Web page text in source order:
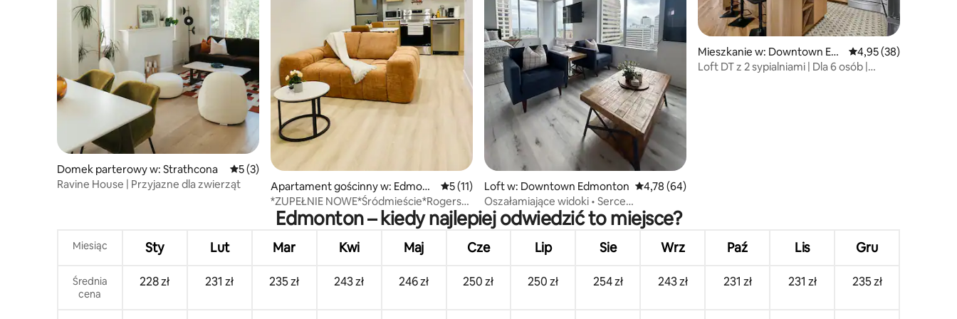
Domek parterowy w: Strathcona Średnia ocena: 5 na 5, liczba recenzji: 3
5 (3)
Ravine House | Przyjazne dla zwierząt
Apartament gościnny w: Edmont
on
Średnia ocena: 5 na 5, liczba recenzji: 11
5 (11)
*ZUPEŁNIE NOWE*Śródmieście*Rogers
Place*Przytulny apartament gościnny
Loft w: Downtown Edmonton Średnia ocena: 4,78 na 5, liczba recenzji: 64
4,78 (64)
Oszałamiające widoki • Serce
śródmieścia Edmonton
Mieszkanie w: Downtown Ed
monton
Średnia ocena: 4,95
4,95 (38)
Loft DT z 2 sypialniami | Dla 6 osób |
Edmonton – kiedy najlepiej odwiedzić to miejsce?
Miesiąc Sty Lut Mar Kwi Maj Cze Lip Sie Wrz Paź Lis Gru
Średnia
cena
228 zł 231 zł 235 zł 243 zł 246 zł 250 zł 250 zł 254 zł 243 zł 231 zł 231 zł 235 zł